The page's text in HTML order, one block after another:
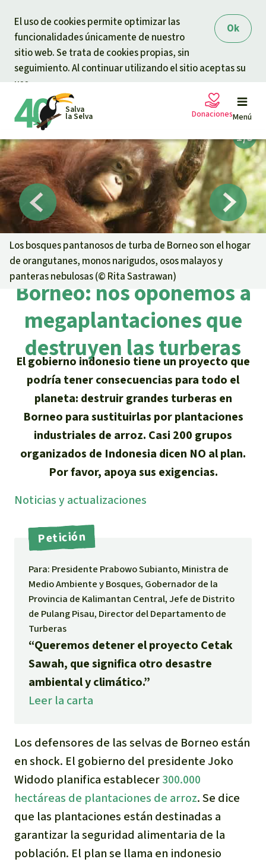
Ok
El uso de cookies permite optimizar las
funcionalidades únicamente de nuestro
sitio web. Se trata de cookies propias, sin
seguimiento. Al continuar utilizando el sitio aceptas su
uso.
Salva
la Selva Menú
Peticiones
Proyectos
Informaciones
Informaciones
Éxitos y Noticias
Suscribirme al boletín
Prensa
Banners Salva la Selva
Widget Salva la Selva
Agenda
Temas
Clima
Madera tropical
Biodiversidad
Selva tropical
Derechos de la Naturaleza
Minería
Agrotoxicos
Aceite de palma
REDD
Landgrabbing
Granjas Industriales
Para niñas y niños
Defensoras y Defensores
Salva la Selva
Acerca de Salva la Selva
40 años Salva la Selva
En los Medios
FAQ
Transparencia
Contacto
Búsqueda
Español
Deutsch
English
Français
Indonesia
Donaciones
Tu donación ayuda
Donación general
Urgen donaciones
Certificados de donación
Preguntas y Respuestas
Donar para un tema
Bienestar animal
Defensa de la selva
Defensoras y defensores de la
Sudeste de Asia
Latinoamérica
Los bosques pantanosos de turba de Borneo son el hogar
de orangutanes, monos narigudos, osos malayos y
panteras nebulosas (© Rita Sastrawan)
Borneo: nos oponemos a
megaplantaciones que
destruyen las turberas
El gobierno indonesio tiene un proyecto que
podría tener consecuencias para todo el
planeta: destruir grandes turberas en
Borneo para sustituirlas por plantaciones
industriales de arroz. Casi 200 grupos
organizados de Indonesia dicen NO al plan.
Por favor, apoya sus exigencias.
Noti­cias y actuali­zaciones
Petición
Para: Presidente Prabowo Subianto, Ministra de
Medio Ambiente y Bosques, Gobernador de la
Provincia de Kalimantan Central, Jefe de Distrito
de Pulang Pisau, Director del Departamento de
Turberas
“Queremos detener el proyecto Cetak
Sawah, que significa otro desastre
ambiental y climático.”
Leer la carta
Los defensores de las selvas de Borneo están
en shock. El gobierno del presidente Joko
Widodo planifica establecer300.000
hectáreas de plantaciones de arroz. Se dice
que las plantaciones están destinadas a
garantizar la seguridad alimentaria de la
población. El plan se llama en indonesio